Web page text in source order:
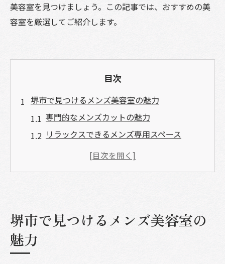
美容室を見つけましょう。この記事では、おすすめの美
容室を厳選してご紹介します。
目次
堺市で見つけるメンズ美容室の魅力
専門的なメンズカットの魅力
リラックスできるメンズ専用スペース
最新トレンドを取り入れたスタイル
堺市でメンズにぴったりの美容室探し
堺市で見つけるメンズ美容室の
魅力